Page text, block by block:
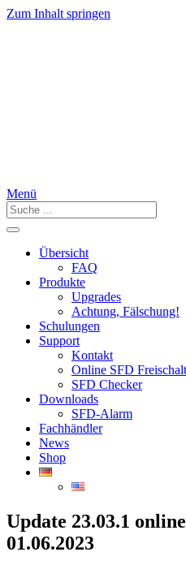
Zum Inhalt springen
Menü
Übersicht
FAQ
Produkte
Upgrades
Achtung, Fälschung!
Schulungen
Support
Kontakt
Online SFD
SFD Checker
Downloads
SFD-Alarm
Fachhändler
News
Shop
Update 23.03.1
01.06.2023